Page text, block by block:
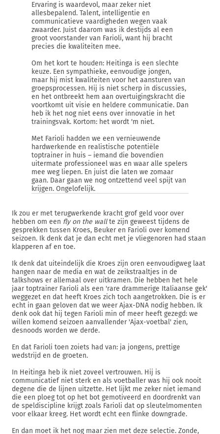
Ervaring is waardevol, maar zeker niet
allesbepalend. Talent, intelligentie en
communicatieve vaardigheden wegen vaak
zwaarder. Juist daarom was ik destijds al een
groot voorstander van Farioli, want hij bracht
precies die kwaliteiten mee.
Om het kort te houden: Heitinga is een slechte
keuze. Een sympathieke, eenvoudige jongen,
maar hij mist kwaliteiten voor het aansturen van
groepsprocessen. Hij is niet scherp in discussies,
en het ontbreekt hem aan overtuigingskracht die
voortkomt uit visie en heldere communicatie. Dan
heb ik het nog niet eens over innovatie in het
trainingsvak. Kortom: het wordt 'm niet.
Met Farioli hadden we een vernieuwende
hardwerkende en realistische potentiële
toptrainer in huis – iemand die bovendien
uitermate professioneel was en waar alle spelers
mee weg liepen. En juist die laten we zomaar
gaan. Daar gaan we nog ontzettend veel spijt van
krijgen. Ongelofelijk.
Ik zou er met terugwerkende kracht grof geld voor over
hebben om een fly on the wallte zijn geweest tijdens de
gesprekken tussen Kroes, Beuker en Farioli over komend
seizoen. Ik denk dat je dan echt met je vliegenoren had staan
klapperen af en toe.
Ik denk dat uiteindelijk die Kroes zijn oren eenvoudigweg laat
hangen naar de media en wat de zeikstraaltjes in de
talkshows er allemaal over uitkramen. Die hebben het hele
jaar toptrainer Farioli als een 'rare drammerige Italiaanse gek'
weggezet en dat heeft Kroes zich toch aangetrokken. Die is er
echt in gaan geloven dat we weer Ajax-DNA nodig hebben. Ik
denk ook dat hij tegen Farioli min of meer heeft gezegd: we
willen komend seizoen aanvallender 'Ajax-voetbal' zien,
desnoods worden we derde.
En dat Farioli toen zoiets had van: ja jongens, prettige
wedstrijd en de groeten.
In Heitinga heb ik niet zoveel vertrouwen. Hij is
communicatief niet sterk en als voetballer was hij ook nooit
degene die de lijnen uitzette. Het lijkt me zeker niet iemand
die een ploeg tot op het bot gemotiveerd en doordrenkt van
de speldiscipline krijgt zoals Farioli dat op sleutelmomenten
voor elkaar kreeg. Het wordt echt een flinke downgrade.
En dan moet ik het nog maar zien met deze selectie. Zonde,